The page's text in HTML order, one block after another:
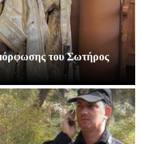
του Σωτήρος